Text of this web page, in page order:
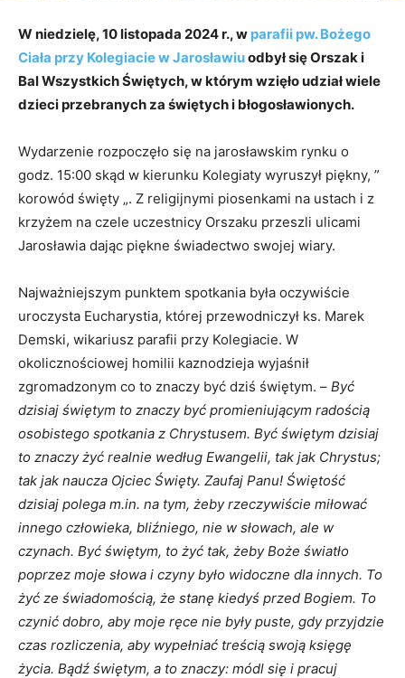
W niedzielę, 10 listopada 2024 r., w parafii pw. Bożego
Ciała przy Kolegiacie w Jarosławiuodbył się Orszak i
Bal Wszystkich Świętych, w którym wzięło udział wiele
dzieci przebranych za świętych i błogosławionych.
Wydarzenie rozpoczęło się na jarosławskim rynku o
godz. 15:00 skąd w kierunku Kolegiaty wyruszył piękny, ”
korowód święty „. Z religijnymi piosenkami na ustach i z
krzyżem na czele uczestnicy Orszaku przeszli ulicami
Jarosławia dając piękne świadectwo swojej wiary.
Najważniejszym punktem spotkania była oczywiście
uroczysta Eucharystia, której przewodniczył ks. Marek
Demski, wikariusz parafii przy Kolegiacie. W
okolicznościowej homilii kaznodzieja wyjaśnił
zgromadzonym co to znaczy być dziś świętym. – Być
dzisiaj świętym to znaczy być promieniującym radością
osobistego spotkania z Chrystusem. Być świętym dzisiaj
to znaczy żyć realnie według Ewangelii, tak jak Chrystus;
tak jak naucza Ojciec Święty. Zaufaj Panu! Świętość
dzisiaj polega m.in. na tym, żeby rzeczywiście miłować
innego człowieka, bliźniego, nie w słowach, ale w
czynach. Być świętym, to żyć tak, żeby Boże światło
poprzez moje słowa i czyny było widoczne dla innych. To
żyć ze świadomością, że stanę kiedyś przed Bogiem. To
czynić dobro, aby moje ręce nie były puste, gdy przyjdzie
czas rozliczenia, aby wypełniać treścią swoją księgę
życia. Bądź świętym, a to znaczy: módl się i pracuj